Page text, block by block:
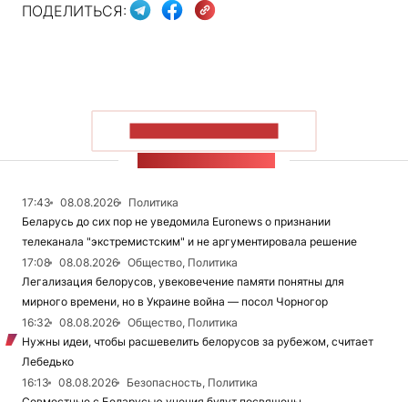
ПОДЕЛИТЬСЯ:
17:43 08.08.2026
Политика
Беларусь до сих пор не уведомила Euronews о признании
телеканала "экстремистским" и не аргументировала решение
17:08
08.08.2026
Общество, Политика
Легализация белорусов, увековечение памяти понятны для
мирного времени, но в Украине война — посол Чорногор
16:32
08.08.2026
Общество, Политика
Нужны идеи, чтобы расшевелить белорусов за рубежом, считает
Лебедько
16:13
08.08.2026
Безопасность, Политика